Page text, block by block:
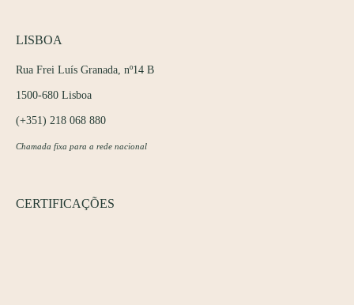
LISBOA
Rua Frei Luís Granada, nº14 B
1500-680 Lisboa
(+351) 218 068 880
Chamada fixa para a rede nacional
CERTIFICAÇÕES